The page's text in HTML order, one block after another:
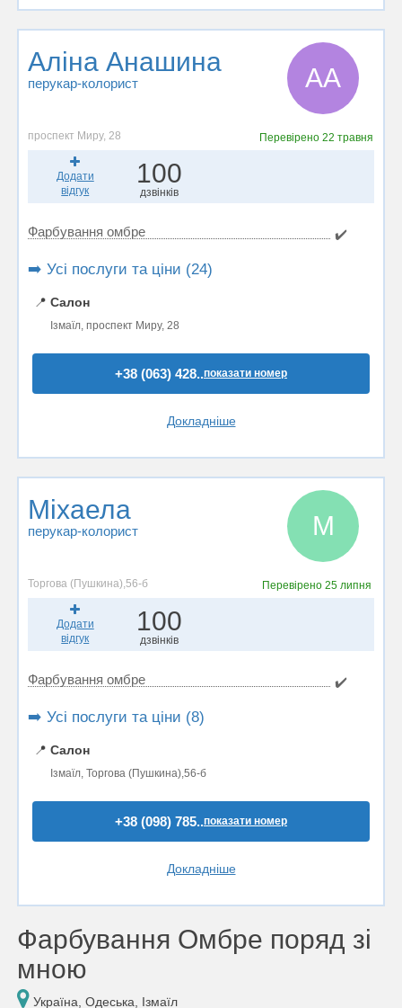
Аліна Анашина
перукар-колорист АА
проспект Миру, 28 Перевірено22 травня
Додати
відгук
100
дзвінків
Фарбування омбре ✔️
➡️ Усі послуги та ціни (24)
📍 Салон
Ізмаїл, проспект Миру, 28
+38 (063) 428..показати номер
Докладніше
Міхаела
перукар-колорист М
Торгова (Пушкина),56-б Перевірено 25 липня
Додати
відгук
100
дзвінків
Фарбування омбре ✔️
➡️ Усі послуги та ціни (8)
📍 Салон
Ізмаїл, Торгова (Пушкина),56-б
+38 (098) 785..показати номер
Докладніше
Фарбування Омбре поряд зі
мною
Україна, Одеська, Ізмаїл